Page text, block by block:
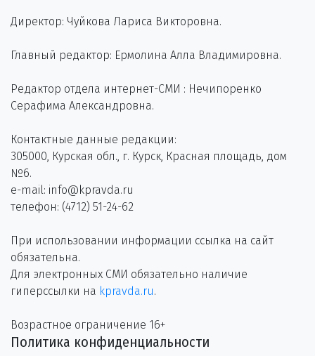
Директор: Чуйкова Лариса Викторовна.
Главный редактор: Ермолина Алла Владимировна.
Редактор отдела интернет-СМИ : Нечипоренко
Серафима Александровна.
Контактные данные редакции:
305000, Курская обл., г. Курск, Красная площадь, дом
№6.
e-mail: info@kpravda.ru
телефон: (4712) 51-24-62
При использовании информации ссылка на сайт
обязательна.
Для электронных СМИ обязательно наличие
гиперссылки на kpravda.ru.
Возрастное ограничение 16+
Политика конфиденциальности